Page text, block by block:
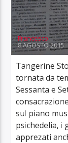
Francesco
8 AGOSTO 2015
Tangerine
tornata da
Sessanta e
sul piano
psichedelia, i
apprezati